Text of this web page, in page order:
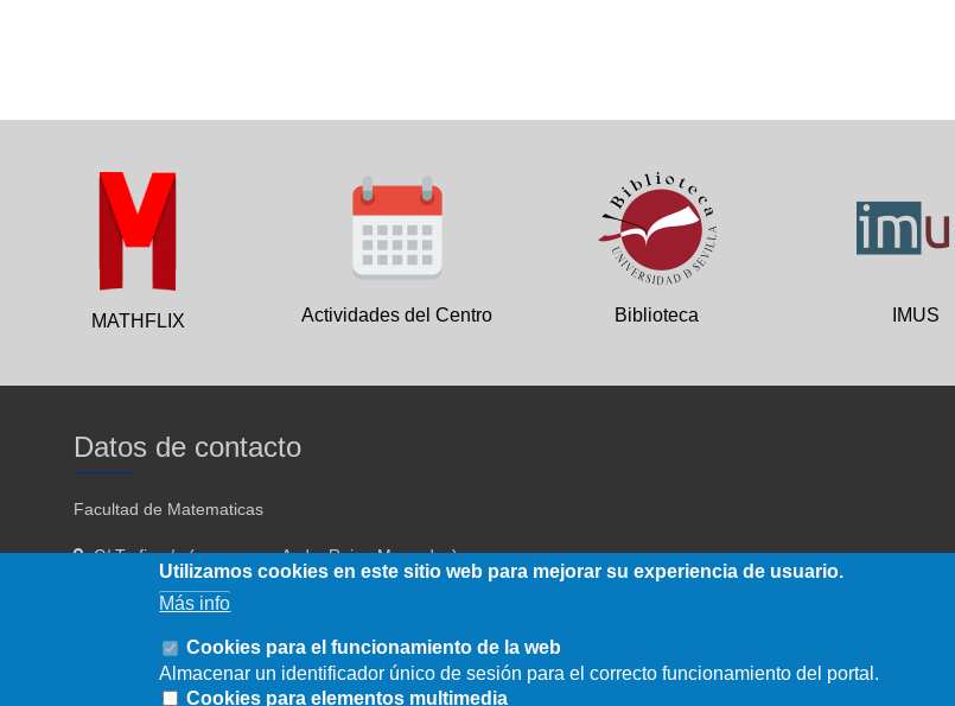
MATHFLIX Actividades del Centro Biblioteca IMUS
Datos de contacto
Facultad de Matematicas
C/ Tarfia s/n (acceso por Avda. Reina Mercedes)
Sevilla - 41012
fmatematicas@us.es
Utilizamos cookies en este sitio web para mejorar su experiencia de usuario.
Más info
Cookies para el funcionamiento de la web
Almacenar un identificador único de sesión para el correcto funcionamiento del portal.
Cookies para elementos multimedia